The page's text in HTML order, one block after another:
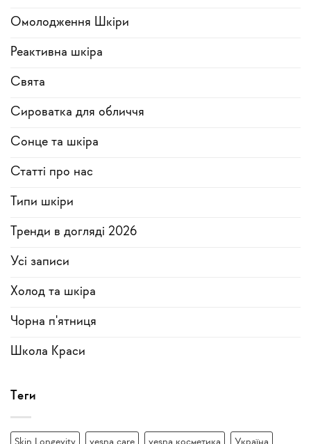
Омолодження Шкіри
Реактивна шкіра
Свята
Сироватка для обличчя
Сонце та шкіра
Статті про нас
Типи шкіри
Тренди в догляді 2026
Усi записи
Холод та шкіра
Чорна п'ятниця
Школа Краси
Теги